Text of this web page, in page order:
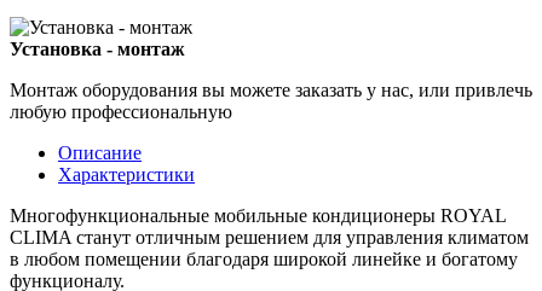
Установка - монтаж
Монтаж оборудования вы можете заказать у нас, или привлечь
любую профессиональную
Описание
Характеристики
Многофункциональные мобильные кондиционеры ROYAL
CLIMA станут отличным решением для управления климатом
в любом помещении благодаря широкой линейке и богатому
функционалу.